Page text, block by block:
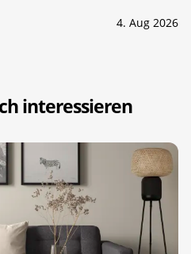
4. Aug 2026
interessieren